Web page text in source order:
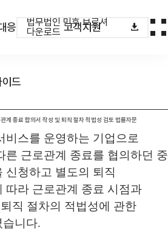
법무법인 민후 브로셔
다운로드
응
드
고객지원
계 종료 합의서 작성 및 퇴직 절차 적법성 검토 법률자문
비스를 운영하는 기업으로
른 근로관계 종료를 협의하던 중
신청하고 별도의 퇴직
따라 근로관계 종료 시점과
직 절차의 적법성에 관한
니다.